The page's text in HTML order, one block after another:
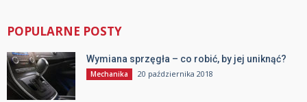
POPULARNE POSTY
Wymiana sprzęgła – co robić, by jej uniknąć?
Mechanika 20 października 2018